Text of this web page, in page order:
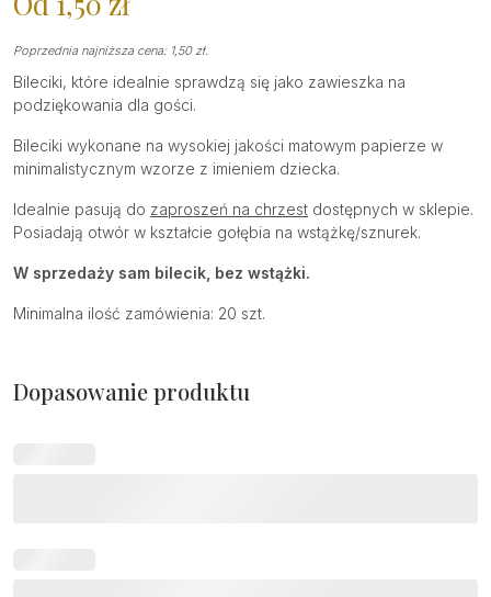
Poprzednia najniższa cena: 1,50 zł.
Bileciki, które idealnie sprawdzą się jako zawieszka na
podziękowania dla gości.
Bileciki wykonane na wysokiej jakości matowym papierze w
minimalistycznym wzorze z imieniem dziecka.
Idealnie pasują do zaproszeń na chrzest dostępnych w sklepie.
Posiadają otwór w kształcie gołębia na wstążkę/sznurek.
W sprzedaży sam bilecik, bez wstążki.
Minimalna ilość zamówienia: 20 szt.
Dopasowanie produktu